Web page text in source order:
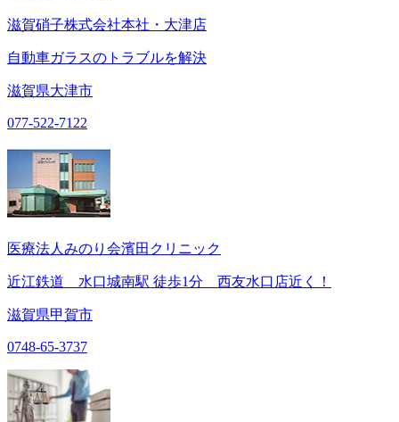
滋賀硝子株式会社本社・大津店
自動車ガラスのトラブルを解決
滋賀県大津市
077-522-7122
医療法人みのり会濱田クリニック
近江鉄道 水口城南駅 徒歩1分 西友水口店近く！
滋賀県甲賀市
0748-65-3737